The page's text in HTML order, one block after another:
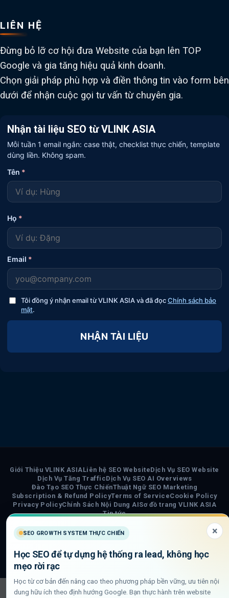
LIÊN HỆ
Đừng bỏ lỡ cơ hội đưa Website của bạn lên TOP
Google và gia tăng hiệu quả kinh doanh.
Chọn giải pháp phù hợp và điền thông tin vào form bên
dưới để nhận cuộc gọi tư vấn từ chuyên gia.
Nhận tài liệu SEO từ VLINK ASIA
Mỗi tuần 1 email ngắn: case thật, checklist thực chiến, template
dùng liền. Không spam.
Tên *
Họ *
Email *
Tôi đồng ý nhận email từ VLINK ASIA và đã đọcChính sách bảo
mật.
NHẬN TÀI LIỆU
Visa PayPal Stripe MasterCard
Cash
Giới Thiệu VLINK ASIALiên hệ SEO WebsiteDịch Vụ SEO Website
Dịch Vụ Tăng TrafficDịch Vụ SEO AI Overviews
Đào Tạo SEO Thực ChiếnThuật Ngữ SEO Marketing
Subscription & Refund PolicyTerms of ServiceCookie Policy
Privacy PolicyChính Sách Nội Dung AISơ đồ trang VLINK ASIA
Tin tức
COPYRIGHT 2026 ©VLINK ASIA
SEO GROWTH SYSTEM THỰC CHIẾN ×
Học SEO để tự dựng hệ thống ra lead, không học
mẹo rời rạc
Học từ cơ bản đến nâng cao theo phương pháp bền vững, ưu tiên nội
dung hữu ích theo định hướng Google. Bạn thực hành trên website